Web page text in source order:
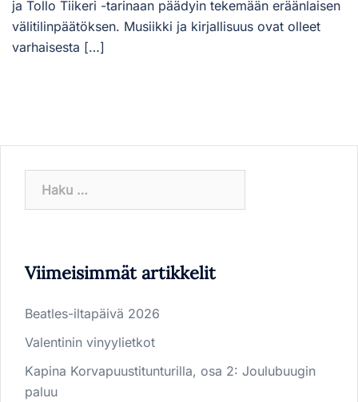
ja Tollo Tiikeri -tarinaan päädyin tekemään eräänlaisen
välitilinpäätöksen. Musiikki ja kirjallisuus ovat olleet
varhaisesta […]
Viimeisimmät artikkelit
Beatles-iltapäivä 2026
Valentinin vinyylietkot
Kapina Korvapuustitunturilla, osa 2: Joulubuugin
paluu